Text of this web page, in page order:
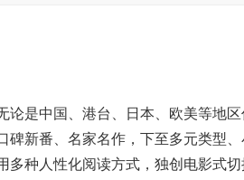
是中国、港台、日本、欧美等地区
新番、名家名作，下至多元类型
多种人性化阅读方式，独创电影式